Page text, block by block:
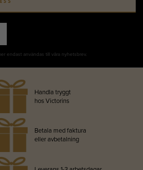
endast användas till våra nyhetsbrev.
Handla tryggt
hos Victorins
Betala med faktura
eller avbetalning